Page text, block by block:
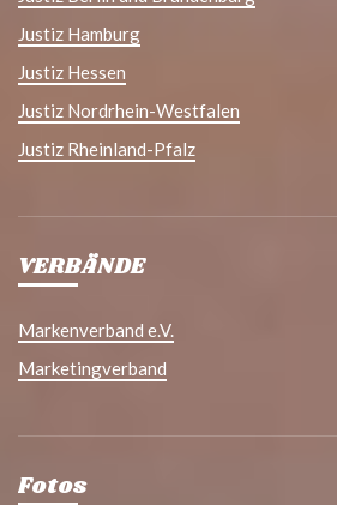
Justiz Hamburg
Justiz Hessen
Justiz Nordrhein-Westfalen
Justiz Rheinland-Pfalz
VERBÄNDE
Markenverband e.V.
Marketingverband
Fotos